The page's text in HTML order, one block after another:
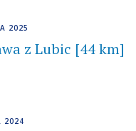
2025
z Lubic [44 km]
2024